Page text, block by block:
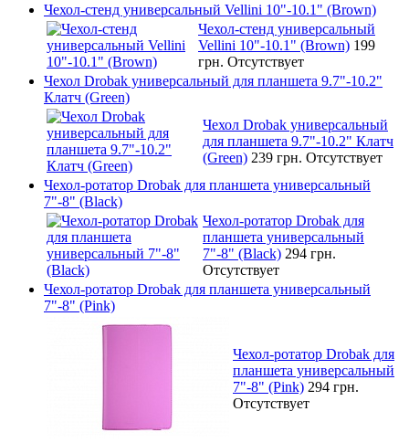
Чехол-стенд универсальный Vellini 10"-10.1" (Brown)
Чехол-стенд универсальный
Vellini 10"-10.1" (Brown) 199
грн. Отсутствует
Чехол Drobak универсальный для планшета 9.7"-10.2"
Клатч (Green)
Чехол Drobak универсальный
для планшета 9.7"-10.2" Клатч
(Green) 239 грн. Отсутствует
Чехол-ротатор Drobak для планшета универсальный
7"-8" (Black)
Чехол-ротатор Drobak для
планшета универсальный
7"-8" (Black) 294 грн.
Отсутствует
Чехол-ротатор Drobak для планшета универсальный
7"-8" (Pink)
Чехол-ротатор Drobak для
планшета универсальный
7"-8" (Pink) 294 грн.
Отсутствует